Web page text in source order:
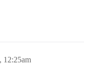
12:25am